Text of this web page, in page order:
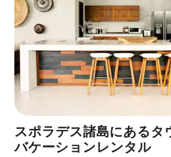
スポラデス諸島にあるタ
バケーションレンタル